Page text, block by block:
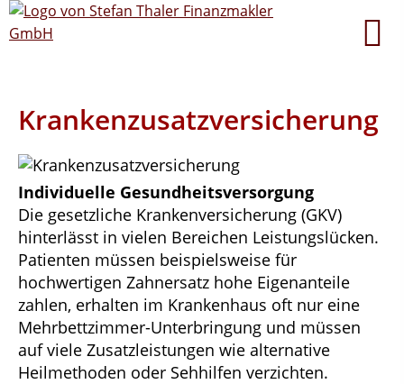
Krankenzusatzversicherung
Individuelle Gesundheitsversorgung
Die gesetzliche Krankenversicherung (GKV)
hinterlässt in vielen Bereichen Leistungslücken.
Patienten müssen beispielsweise für
hochwertigen Zahnersatz hohe Eigenanteile
zahlen, erhalten im Krankenhaus oft nur eine
Mehrbettzimmer-Unterbringung und müssen
auf viele Zusatzleistungen wie alternative
Heilmethoden oder Sehhilfen verzichten.